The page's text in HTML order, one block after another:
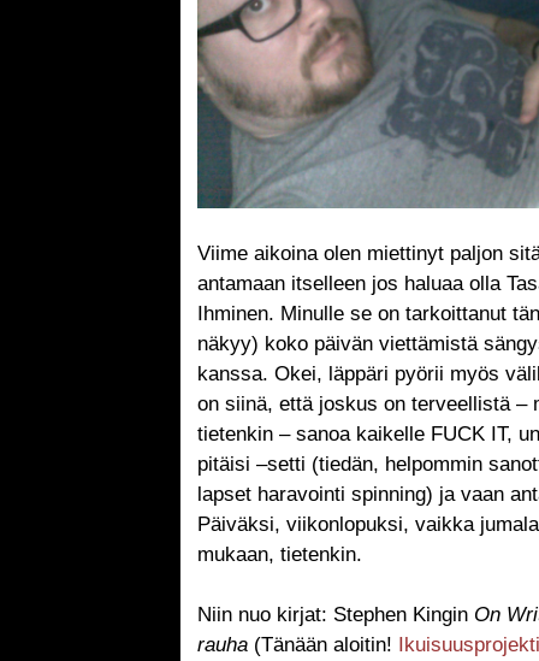
Viime aikoina olen miettinyt paljon
antamaan itselleen jos haluaa olla
Ihminen. Minulle se on tarkoittanut
näkyy) koko päivän viettämistä
kanssa. Okei, läppäri pyörii myös
on siinä, että joskus on terveellistä –
tietenkin – sanoa kaikelle FUCK IT,
pitäisi –setti (tiedän, helpommin
lapset haravointi spinning) ja vaan
Päiväksi, viikonlopuksi, vaikka
mukaan, tietenkin.
Niin nuo kirjat: Stephen Kingin On
rauha (Tänään aloitin! Ikuisuusprojekti